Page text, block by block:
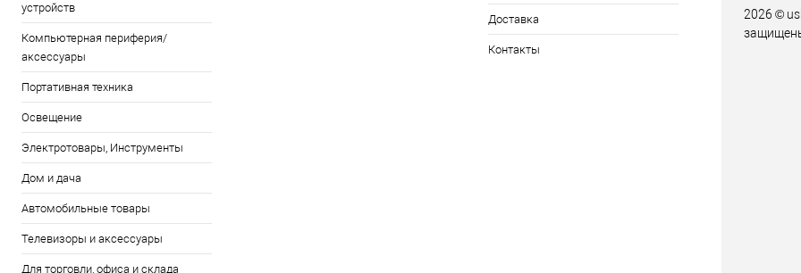
устройств
Компьютерная периферия/
аксессуары
Портативная техника
Освещение
Электротовары, Инструменты
Дом и дача
Автомобильные товары
Телевизоры и аксессуары
Для торговли, офиса и склада
Доставка
Контакты
2026 ©